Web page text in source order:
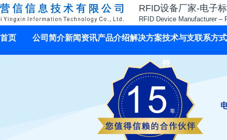
RFID设备厂家-电子
RFID Device Manufacturer –
首页 公司简介新闻资讯产品介绍解决方案技术与支
持
联系方式